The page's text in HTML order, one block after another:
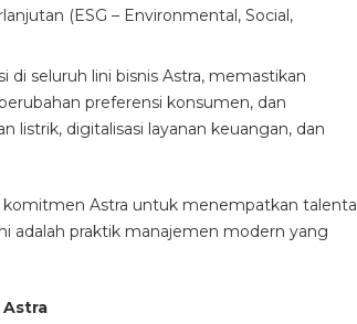
(ESG – Environmental, Social,
seluruh lini bisnis Astra, memastikan
preferensi konsumen, dan
listrik, digitalisasi layanan keuangan, dan
komitmen Astra untuk menempatkan talenta
adalah praktik manajemen modern yang